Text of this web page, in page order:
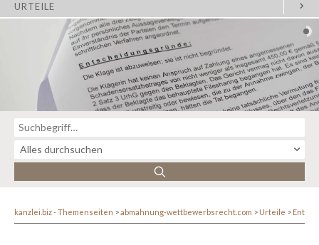
URTEILE
kanzlei.biz - Themenseiten abmahnung-wettbewerbsrecht.com Urteile